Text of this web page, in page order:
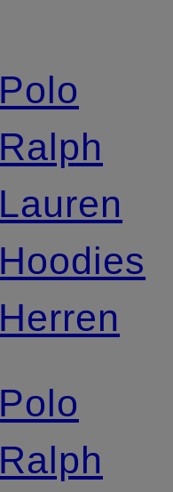
Polo
Ralph
Lauren
Hoodies
Herren
Polo
Ralph